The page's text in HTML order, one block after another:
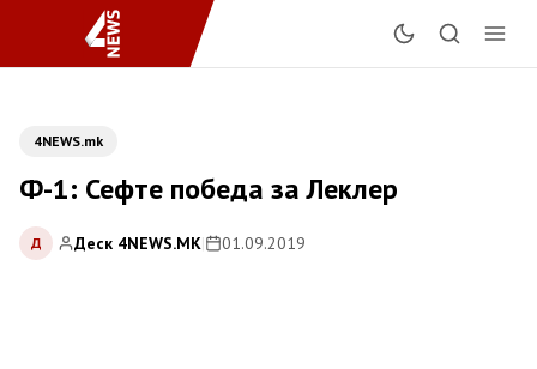
4NEWS.mk
Ф-1: Сефте победа за Леклер
Д Деск 4NEWS.MK| 01.09.2019